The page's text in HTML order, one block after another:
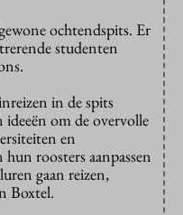
ochtendspits. Er
studenten
in de spits
om de overvolle
en
roosters aanpassen
gaan reizen,
Boxtel.